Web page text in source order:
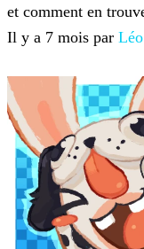
et comment en
Il y a 7 mois par